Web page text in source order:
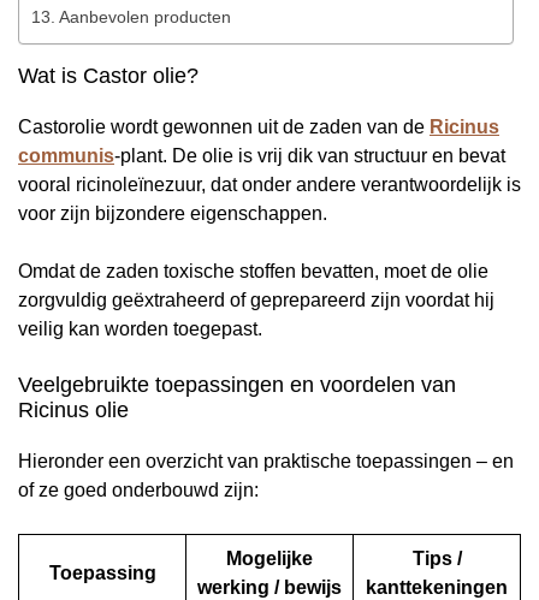
Aanbevolen producten
Wat is Castor olie?
Castorolie wordt gewonnen uit de zaden van de Ricinus
communis-plant. De olie is vrij dik van structuur en bevat
vooral ricinoleïnezuur, dat onder andere verantwoordelijk is
voor zijn bijzondere eigenschappen.
Omdat de zaden toxische stoffen bevatten, moet de olie
zorgvuldig geëxtraheerd of geprepareerd zijn voordat hij
veilig kan worden toegepast.
Veelgebruikte toepassingen en voordelen van
Ricinus olie
Hieronder een overzicht van praktische toepassingen – en
of ze goed onderbouwd zijn:
Toepassing
Mogelijke
werking / bewijs
Tips /
kanttekeningen